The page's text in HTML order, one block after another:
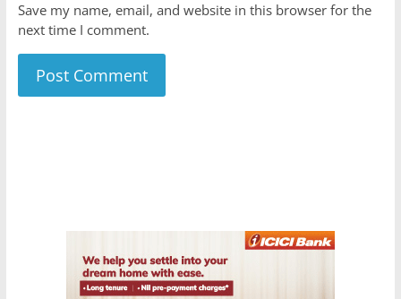
Save my name, email, and website in this browser for the
next time I comment.